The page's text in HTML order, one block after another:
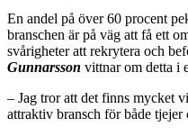
En andel på över 60 procent
branschen är på väg att få ett
svårigheter att rekrytera och
Gunnarsson vittnar om detta i
– Jag tror att det finns mycket
attraktiv bransch för både tjejer